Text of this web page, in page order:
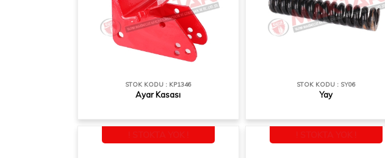
STOK KODU : KP1346
Ayar Kasası
STOK KODU : SY06
Yay